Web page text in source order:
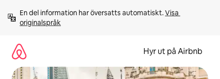
innehåll
En del information har översatts automatiskt. Visa
originalspråk
Hyr ut på Airbnb